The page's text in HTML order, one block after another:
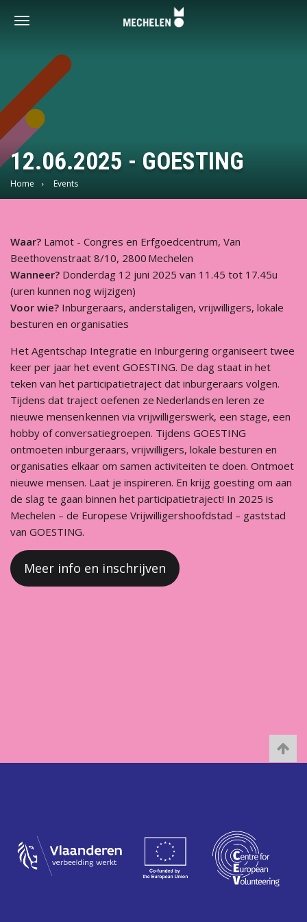
Toggle
12.06.2025 - GOESTING
Home Events
Waar? Lamot - Congres en Erfgoedcentrum, Van
Beethovenstraat 8/10, 2800 Mechelen
Wanneer? Donderdag 12 juni 2025 van 11.45 tot 17.45u
(uren kunnen nog wijzigen)
Voor wie? Inburgeraars, anderstaligen, vrijwilligers, lokale
besturen en organisaties
Het Agentschap Integratie en Inburgering organiseert twee
keer per jaar het event GOESTING. De dag staat in het
teken van het participatietraject dat inburgeraars volgen.
Tijdens dat traject oefenen ze Nederlands en leren ze
nieuwe mensen kennen via vrijwilligerswerk, een stage, een
hobby of conversatiegroepen. Tijdens GOESTING
ontmoeten inburgeraars, vrijwilligers, lokale besturen en
organisaties elkaar om samen activiteiten te doen. Ontmoet
nieuwe mensen. Laat je inspireren. En krijg goesting om aan
de slag te gaan binnen het participatietraject! In 2025 is
Mechelen – de Europese Vrijwilligershoofdstad – gaststad
van GOESTING.
Meer info en inschrijven